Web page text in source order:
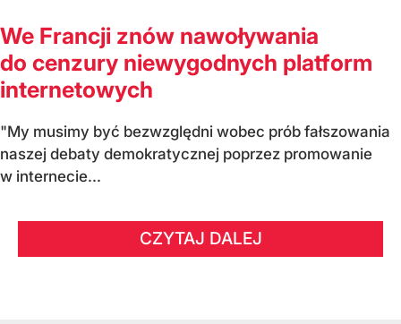
We Francji znów nawoływania
do cenzury niewygodnych platform
internetowych
"My musimy być bezwzględni wobec prób fałszowania
naszej debaty demokratycznej poprzez promowanie
w internecie...
CZYTAJ DALEJ